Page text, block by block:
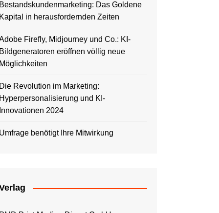
Bestandskundenmarketing: Das Goldene
Kapital in herausfordernden Zeiten
Firefly, Midjourney und Co.: KI-
Bildgeneratoren eröffnen völlig neue
Möglichkeiten
Die Revolution im Marketing:
Hyperpersonalisierung und KI-
Innovationen 2024
Umfrage benötigt Ihre Mitwirkung